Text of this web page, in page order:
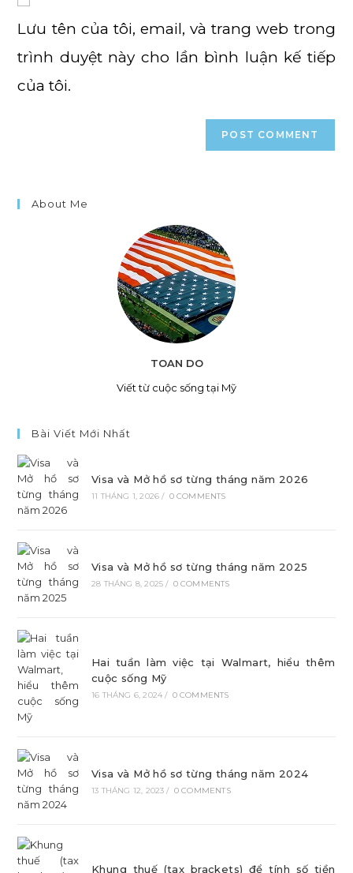
Lưu tên của tôi, email, và trang web trong
trình duyệt này cho lần bình luận kế tiếp
của tôi.
About Me
TOAN DO
Viết từ cuộc sống tại Mỹ
Bài Viết Mới Nhất
Visa và Mở hồ sơ từng tháng năm 2026
11 THÁNG 1, 2026 / 0 COMMENTS
Visa và Mở hồ sơ từng tháng năm 2025
28 THÁNG 8, 2025 / 0 COMMENTS
Hai tuần làm việc tại Walmart, hiểu thêm
cuộc sống Mỹ
16 THÁNG 6, 2024 / 0 COMMENTS
Visa và Mở hồ sơ từng tháng năm 2024
13 THÁNG 12, 2023 / 0 COMMENTS
Khung thuế (tax brackets) để tính số tiền